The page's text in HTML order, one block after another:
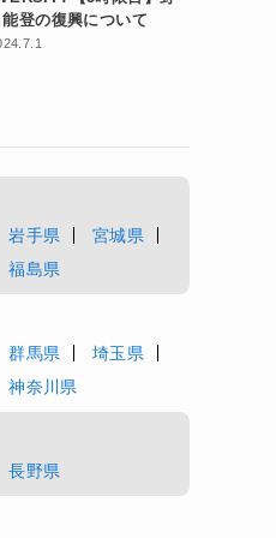
登の復興について
岩手県
宮城県
福島県
群馬県
埼玉県
神奈川県
長野県